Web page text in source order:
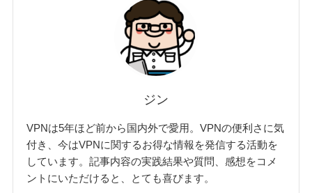
ジン
VPNは5年ほど前から国内外で愛用。VPNの便利さに気
付き、今はVPNに関するお得な情報を発信する活動を
しています。記事内容の実践結果や質問、感想をコメ
ントにいただけると、とても喜びます。